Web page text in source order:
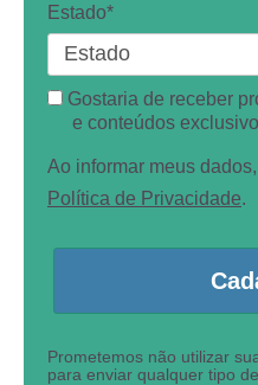
Estado*
Gostaria de receber
e conteúdos
Ao informar meus
Política de Privacidade.
Prometemos não utilizar
para enviar qualquer tipo de